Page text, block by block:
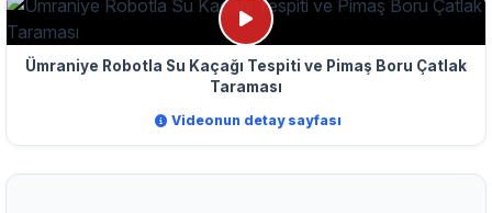
Ümraniye Robotla Su Kaçağı Tespiti ve Pimaş Boru Çatlak
Taraması
Videonun detay sayfası